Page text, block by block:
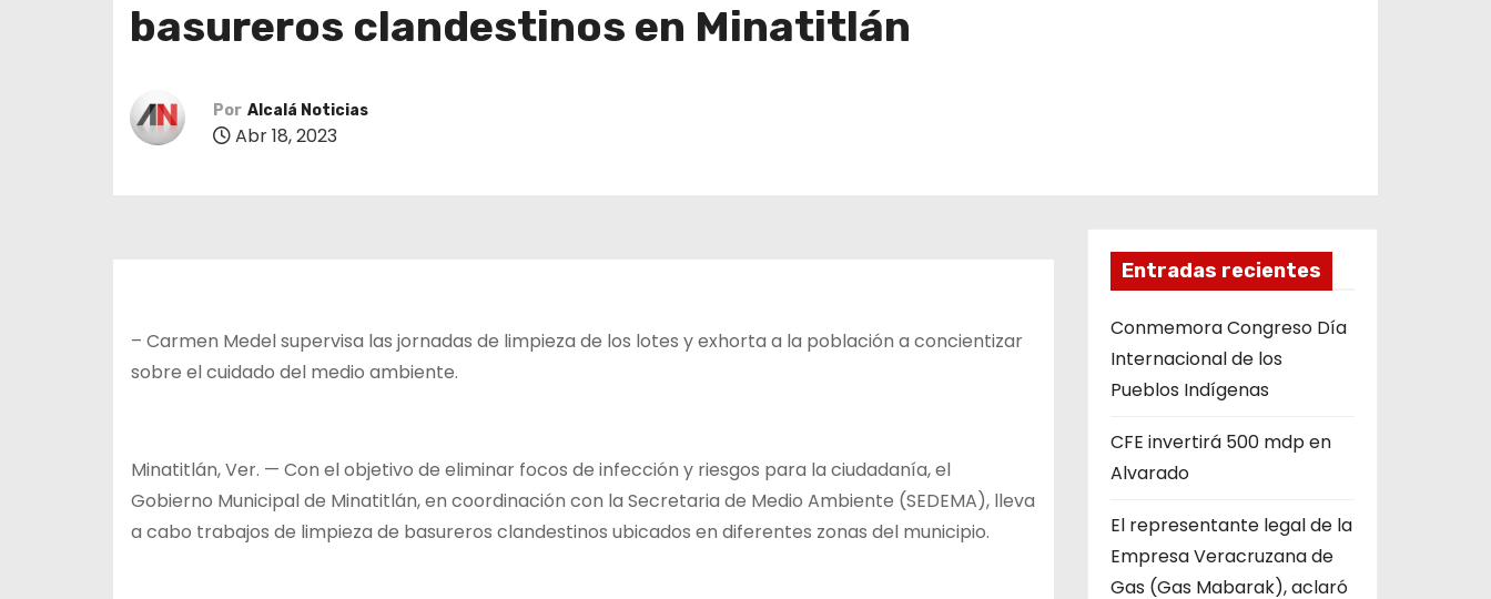
basureros clandestinos en Minatitlán
Por Alcalá Noticias
Abr 18, 2023
– Carmen Medel supervisa las jornadas de limpieza de los lotes y exhorta a la población a concientizar
sobre el cuidado del medio ambiente.
Minatitlán, Ver. — Con el objetivo de eliminar focos de infección y riesgos para la ciudadanía, el
Gobierno Municipal de Minatitlán, en coordinación con la Secretaria de Medio Ambiente (SEDEMA), lleva
a cabo trabajos de limpieza de basureros clandestinos ubicados en diferentes zonas del municipio.
Entradas recientes
Conmemora Congreso Día
Internacional de los
Pueblos Indígenas
CFE invertirá 500 mdp en
Alvarado
El representante legal de la
Empresa Veracruzana de
Gas (Gas Mabarak), aclaró